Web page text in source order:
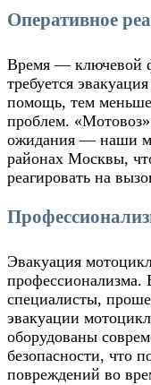
Оперативное
Время — ключевой
требуется
помощь, тем меньше
проблем.
ожидания — наши
районах Москвы,
реагировать на
Эвакуация
специалисты,
эвакуации
оборудованы
безопасности, что
повреждений во